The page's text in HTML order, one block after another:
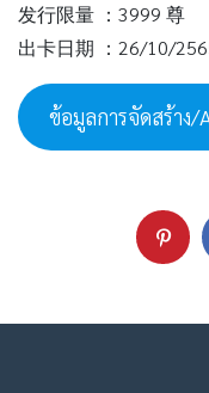
发行限量 ：3999 尊
出卡日期 ：26/10/
ข้อมูลการจัดสร้า